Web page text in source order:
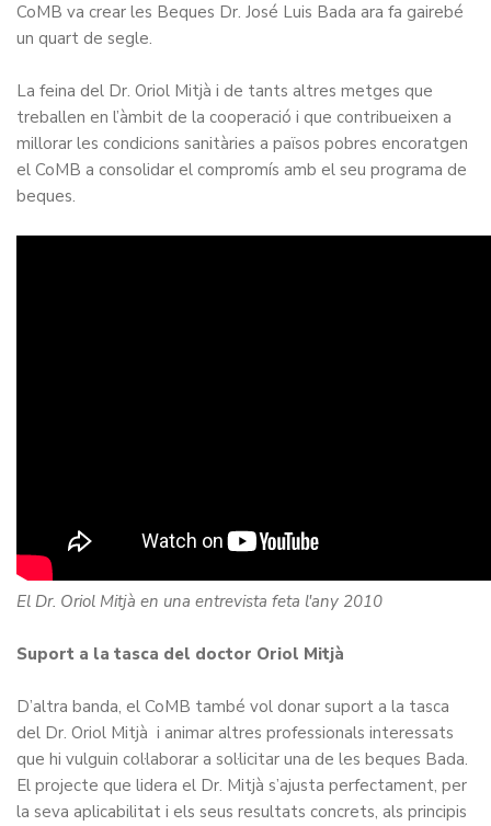
CoMB va crear les Beques Dr. José Luis Bada ara fa gairebé
un quart de segle.
La feina del Dr. Oriol Mitjà i de tants altres metges que
treballen en l’àmbit de la cooperació i que contribueixen a
millorar les condicions sanitàries a països pobres encoratgen
el CoMB a consolidar el compromís amb el seu programa de
beques.
El Dr. Oriol Mitjà en una entrevista feta l'any 2010
Suport a la tasca del doctor Oriol Mitjà
D’altra banda, el CoMB també vol donar suport a la tasca
del Dr. Oriol Mitjà i animar altres professionals interessats
que hi vulguin col·laborar a sol·licitar una de les beques Bada.
El projecte que lidera el Dr. Mitjà s’ajusta perfectament, per
la seva aplicabilitat i els seus resultats concrets, als principis